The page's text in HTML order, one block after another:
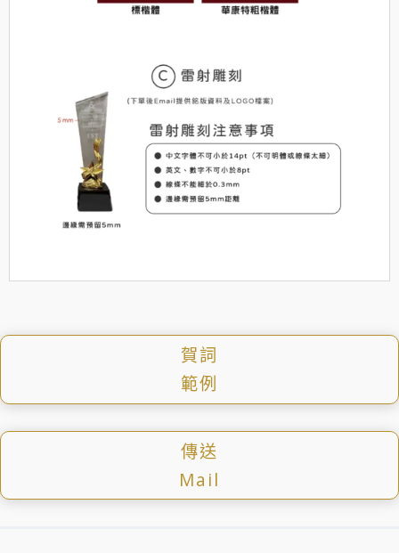
賀詞
範例
傳送
Mail